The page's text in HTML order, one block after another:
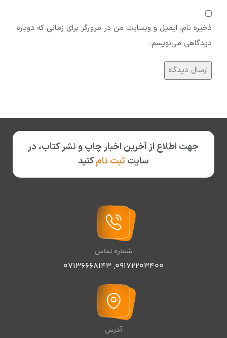
ذخیره نام، ایمیل و وبسایت من در مرورگر برای زمانی که دوباره
دیدگاهی می‌نویسم.
جهت اطلاع از آخرین اخبار چاپ و نشر کتاب، در
سایت ثبت نامکنید
شماره تماس
09172203400
,
07136668143
آدرس